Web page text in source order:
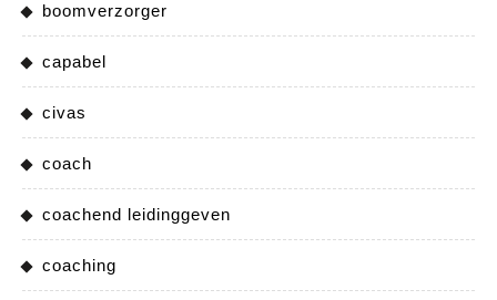
boomverzorger
capabel
civas
coach
coachend leidinggeven
coaching